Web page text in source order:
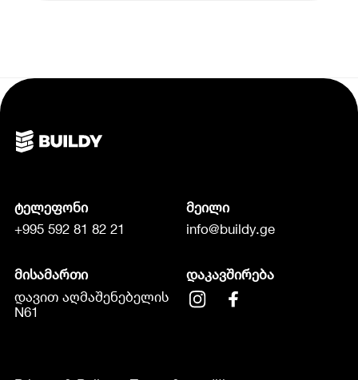
ტელეფონი
+995 592 81 82 21
მეილი
info@buildy.ge
მისამართი
დავით აღმაშენებელის
N61
დაკავშირება